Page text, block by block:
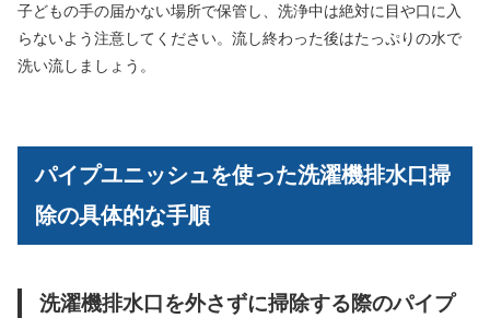
子どもの手の届かない場所で保管し、洗浄中は絶対に目や口に入
らないよう注意してください。流し終わった後はたっぷりの水で
洗い流しましょう。
パイプユニッシュを使った洗濯機排水口掃
除の具体的な手順
洗濯機排水口を外さずに掃除する際のパイプ